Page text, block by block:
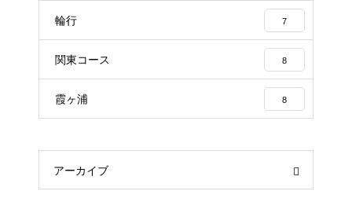
輪行 7
関東コース 8
霞ヶ浦 8
アーカイブ